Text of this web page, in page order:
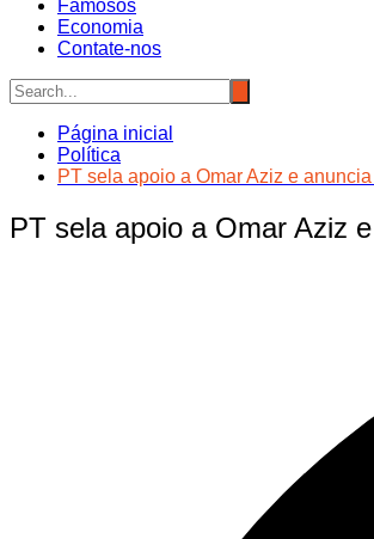
Famosos
Economia
Contate-nos
Página inicial
Política
PT sela apoio a Omar Aziz e
PT sela apoio a Omar Aziz